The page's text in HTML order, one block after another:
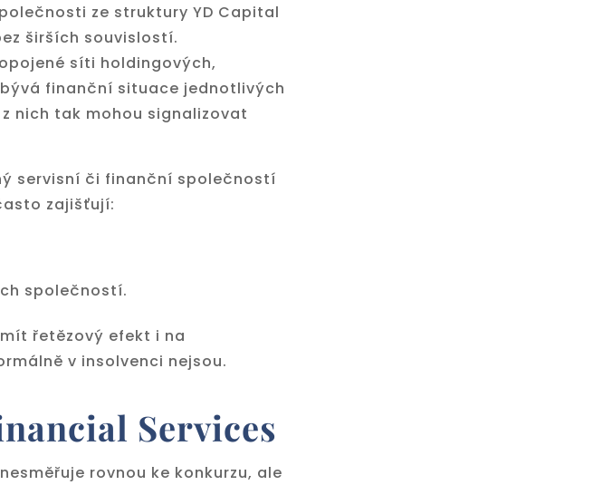
ze struktury YD Capital
širších souvislostí.
síti holdingových,
finanční situace jednotlivých
nich tak mohou signalizovat
servisní či finanční společností
zajišťují:
společností.
řetězový efekt i na
v insolvenci nejsou.
Services
rovnou ke konkurzu, ale